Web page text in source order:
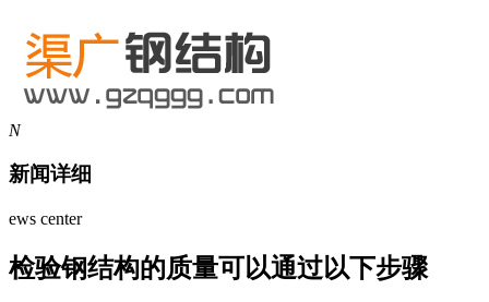
N
新闻详细
ews center
检验钢结构的质量可以通过以下步骤